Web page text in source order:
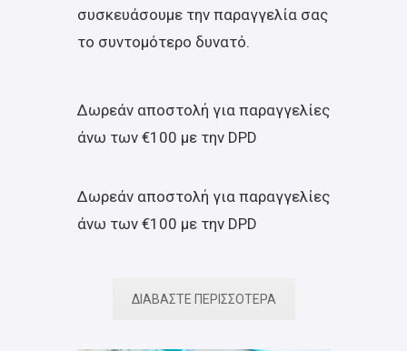
συσκευάσουμε την παραγγελία σας
το συντομότερο δυνατό.
Δωρεάν αποστολή για παραγγελίες
άνω των €100 με την DPD
Δωρεάν αποστολή για παραγγελίες
άνω των €100 με την DPD
ΔΙΑΒΑΣΤΕ ΠΕΡΙΣΣΟΤΕΡΑ